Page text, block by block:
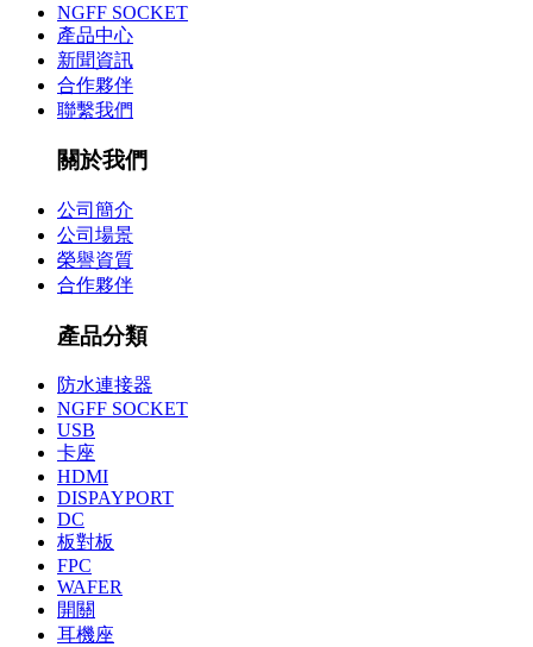
NGFF SOCKET
產品中心
新聞資訊
合作夥伴
聯繫我們
關於我們
公司簡介
公司場景
榮譽資質
合作夥伴
產品分類
防水連接器
NGFF SOCKET
USB
卡座
HDMI
DISPAYPORT
DC
板對板
FPC
WAFER
開關
耳機座